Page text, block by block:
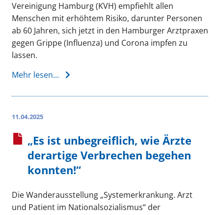
Vereinigung Hamburg (KVH) empfiehlt allen
Menschen mit erhöhtem Risiko, darunter Personen
ab 60 Jahren, sich jetzt in den Hamburger Arztpraxen
gegen Grippe (Influenza) und Corona impfen zu
lassen.
Mehr lesen...
11.04.2025
„Es ist unbegreiflich, wie Ärzte
derartige Verbrechen begehen
konnten!“
Die Wanderausstellung „Systemerkrankung. Arzt
und Patient im Nationalsozialismus“ der